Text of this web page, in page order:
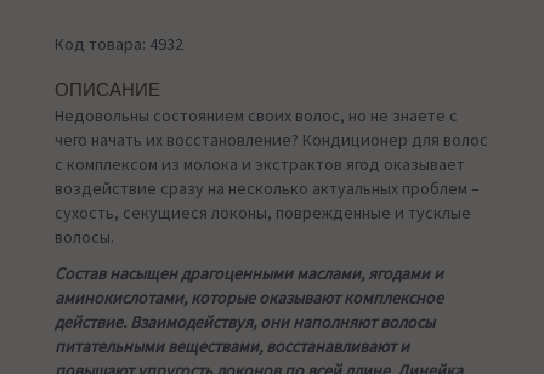
Код товара: 4932
ОПИСАНИЕ
Недовольны состоянием своих волос, но не знаете с
чего начать их восстановление? Кондиционер для волос
с комплексом из молока и экстрактов ягод оказывает
воздействие сразу на несколько актуальных проблем –
сухость, секущиеся локоны, поврежденные и тусклые
волосы.
Состав насыщен драгоценными маслами, ягодами и
аминокислотами, которые оказывают комплексное
действие. Взаимодействуя, они наполняют волосы
питательными веществами, восстанавливают и